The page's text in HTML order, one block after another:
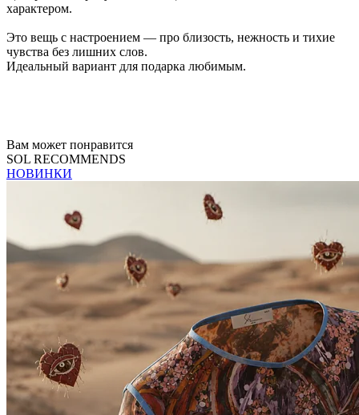
характером.
Это вещь с настроением — про близость, нежность и тихие
чувства без лишних слов.
Идеальный вариант для подарка любимым.
Вам может понравится
SOL RECOMMENDS
НОВИНКИ